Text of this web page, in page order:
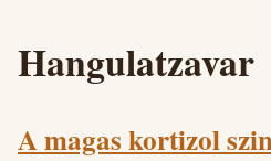
Hangulatzavar
A magas kortizol